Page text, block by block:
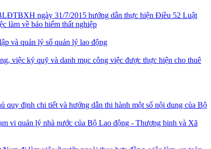
ngày 31/7/2015 hướng dẫn thực hiện Điều 52 Luật
làm về bảo hiểm thất nghiệp
và quản lý sổ quản lý lao động
việc ký quỹ và danh mục công việc được thực hiện cho thuê
quy định chi tiết và hướng dẫn thi hành một số nội dung của Bộ
vi quản lý nhà nước của Bộ Lao động - Thương binh và Xã